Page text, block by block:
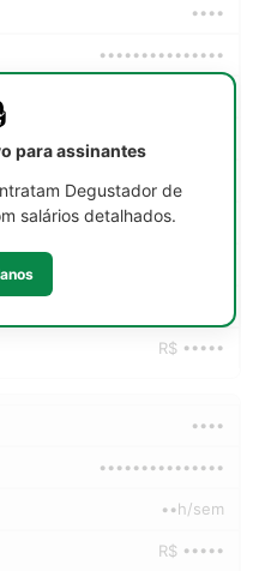
••••
•••••••••••••••
R$ •••••
R$ •••••
R$ •••••
••••
•••••••••••••••
••h/sem
R$ •••••
para assinantes
Degustador de
salários detalhados.